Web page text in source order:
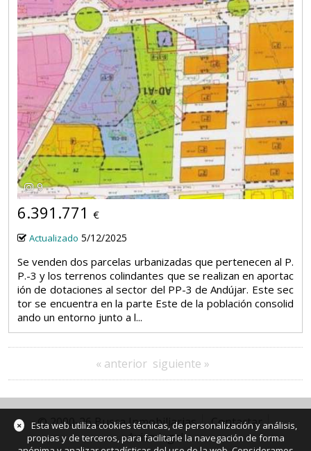
9
6.391.771 €
Actualizado 5/12/2025
Se venden dos parcelas urbanizadas que pertenecen al P.
P.-3 y los terrenos colindantes que se realizan en aportac
ión de dotaciones al sector del PP-3 de Andújar. Este sec
tor se encuentra en la parte Este de la población consolid
ando un entorno junto a l...
« anterior siguiente »
© 2000-26 Busca Inmobiliarias
Contactar
Aviso legal
×
Esta web utiliza cookies técnicas, de personalización y análisis,
propias y de terceros, para facilitarle la navegación de forma